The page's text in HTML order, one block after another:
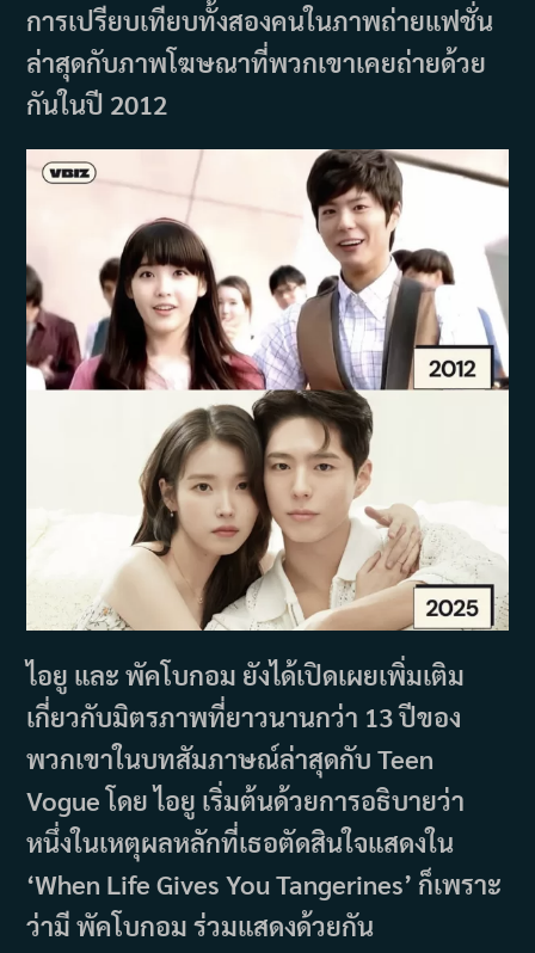
การเปรียบเทียบทั้งสองคนในภาพถ่ายแฟชั่น
ล่าสุดกับภาพโฆษณาที่พวกเขาเคยถ่ายด้วย
กันในปี 2012
ไอยู และ พัคโบกอม ยังได้เปิดเผยเพิ่มเติม
เกี่ยวกับมิตรภาพที่ยาวนานกว่า 13 ปีของ
พวกเขาในบทสัมภาษณ์ล่าสุดกับ Teen
Vogue โดย ไอยู เริ่มต้นด้วยการอธิบายว่า
หนึ่งในเหตุผลหลักที่เธอตัดสินใจแสดงใน
‘When Life Gives You Tangerines’ ก็เพราะ
ว่ามี พัคโบกอม ร่วมแสดงด้วยกัน